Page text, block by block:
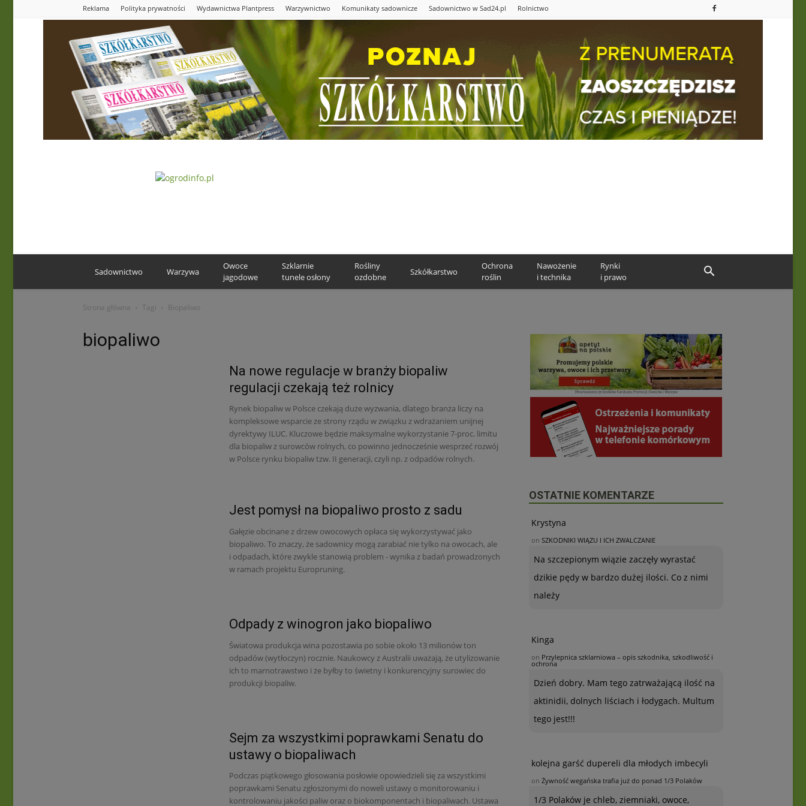
Reklama Polityka prywatności Wydawnictwa Plantpress Warzywnictwo Komunikaty sadownicze Sadownictwo w Sad24.pl Rolnictwo
Sadownictwo Warzywa
Owoce
jagodowe
Szklarnie
tunele osłony
Rośliny
ozdobne
Szkółkarstwo
Ochrona
roślin
Nawożenie
i technika
Rynki
i prawo
Strona główna Tagi Biopaliwo
biopaliwo
Na nowe regulacje w branży biopaliw
regulacji czekają też rolnicy
Rynek biopaliw w Polsce czekają duże wyzwania, dlatego branża liczy na
kompleksowe wsparcie ze strony rządu w związku z wdrażaniem unijnej
dyrektywy ILUC. Kluczowe będzie maksymalne wykorzystanie 7-proc. limitu
dla biopaliw z surowców rolnych, co powinno jednocześnie wesprzeć rozwój
w Polsce rynku biopaliw tzw. II generacji, czyli np. z odpadów rolnych.
Jest pomysł na biopaliwo prosto z sadu
Gałęzie obcinane z drzew owocowych opłaca się wykorzystywać jako
biopaliwo. To znaczy, że sadownicy mogą zarabiać nie tylko na owocach, ale
i odpadach, które zwykle stanowią problem - wynika z badań prowadzonych
w ramach projektu Europruning.
Odpady z winogron jako biopaliwo
Światowa produkcja wina pozostawia po sobie około 13 milionów ton
odpadów (wytłoczyn) rocznie. Naukowcy z Australii uważają, że utylizowanie
ich to marnotrawstwo i że byłby to świetny i konkurencyjny surowiec do
produkcji biopaliw.
Sejm za wszystkimi poprawkami Senatu do
ustawy o biopaliwach
Podczas piątkowego głosowania posłowie opowiedzieli się za wszystkimi
poprawkami Senatu zgłoszonymi do noweli ustawy o monitorowaniu i
kontrolowaniu jakości paliw oraz o biokomponentach i biopaliwach. Ustawa
OSTATNIE KOMENTARZE
Krystyna
on SZKODNIKI WIĄZU I ICH ZWALCZANIE
Na szczepionym wiązie zaczęły wyrastać
dzikie pędy w bardzo dużej ilości. Co z nimi
należy
Kinga
on Przylepnica szklarniowa – opis szkodnika, szkodliwość i
ochrona
Dzień dobry. Mam tego zatrważającą ilość na
aktinidii, dolnych liściach i łodygach. Multum
tego jest!!!
kolejna garść dupereli dla młodych imbecyli
on Żywność wegańska trafia już do ponad 1/3 Polaków
1/3 Polaków je chleb, ziemniaki, owoce,